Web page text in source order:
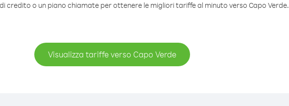
credito o un piano chiamate per ottenere le migliori tariffe al minuto verso Capo Verde.
Visualizza tariffe verso Capo Verde